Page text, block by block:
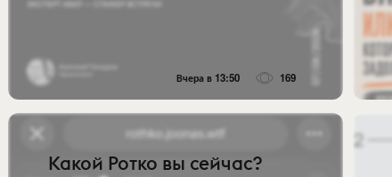
Вчера в 13:50 169
Какой Ротко вы сейчас?